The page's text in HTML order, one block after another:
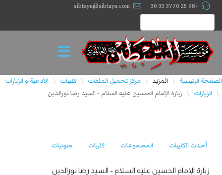
+98 25 3770 33 30
sibtayn@sibtayn.com
الصفحة الرئيسية \ المزيد \ مركز تحميل الملفات \ كليبات \ الأدعية و الزيارات
\ الزيارات \ زيارة الإمام الحسين عليه السلام - السيد رضا نورالدين
أحدث الكليبات المجموعات كليبات صوتيات
زيارة الإمام الحسين عليه السلام - السيد رضا نورالدين